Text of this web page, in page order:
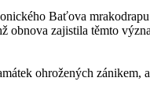
Baťova
zajistila těmto
ohrožených